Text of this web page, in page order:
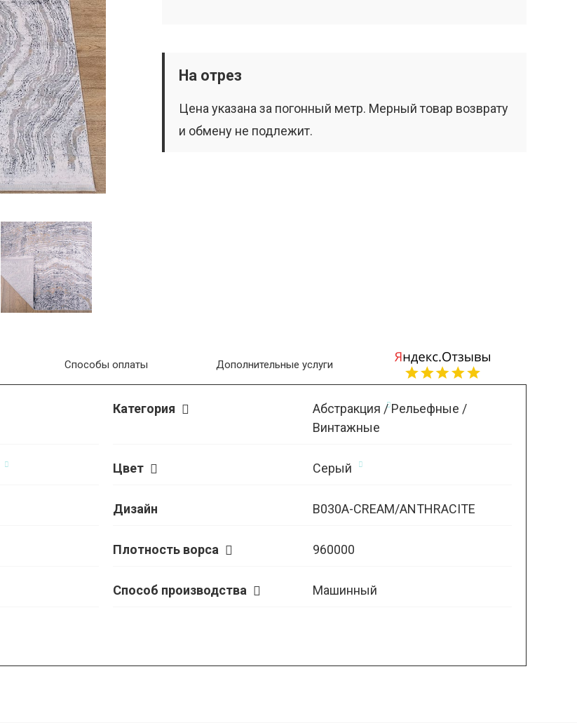
На отрез
Цена указана за погонный метр. Мерный товар возврату
и обмену не подлежит.
Категория
Абстракция / Рельефные /
Винтажные
Цвет Серый
Дизайн B030A-CREAM/ANTHRACITE
Плотность ворса 960000
Способ производства Машинный
Способы оплаты Дополнительные услуги